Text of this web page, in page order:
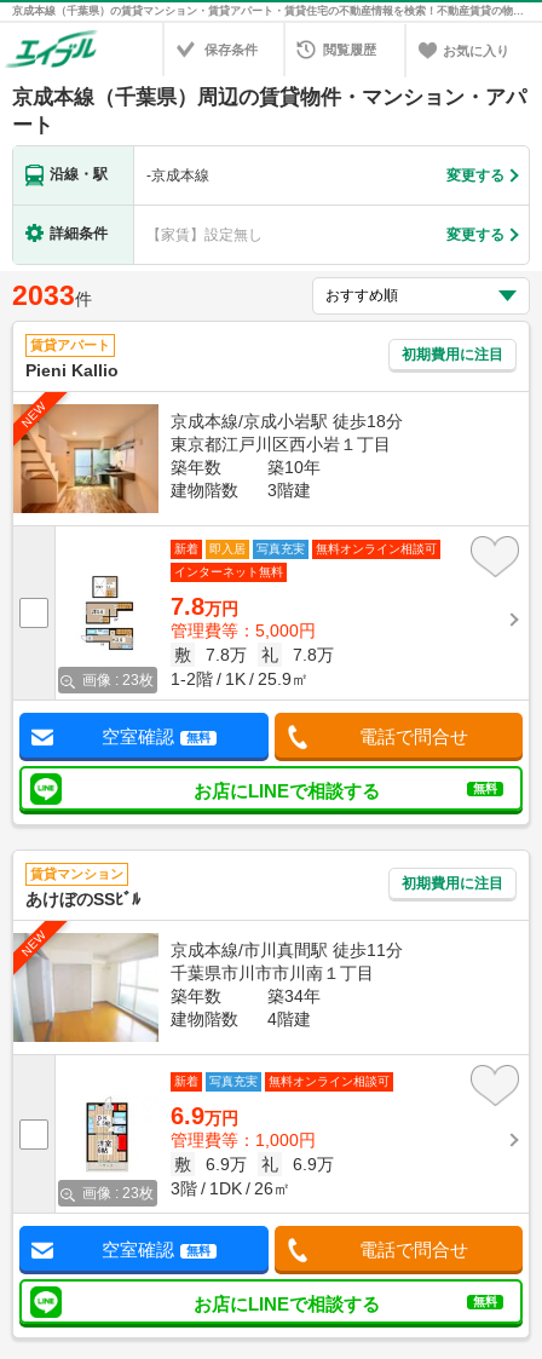
京成本線（千葉県）の賃貸マンション・賃貸アパート・賃貸住宅の不動産情報を検索！不動産賃貸の物件探しは、お部屋探しのエイブル
保存条件 閲覧履歴 お気に入り
京成本線（千葉県）周辺の賃貸物件・マンション・アパ
ート
沿線・駅 -京成本線 変更する
詳細条件 【家賃】設定無し 変更する
2033件
賃貸アパート
Pieni Kallio
初期費用に注目
NEW
京成本線/京成小岩駅 徒歩18分
東京都江戸川区西小岩１丁目
築年数
築10年
建物階数
3階建
画像 : 23枚
新着 即入居 写真充実
無料オンライン相談可
インターネット無料
7.8万円
管理費等：5,000円
敷
7.8万 礼
7.8万
1-2階
1K 25.9㎡
空室確認 無料 電話で問合せ
お店にLINEで相談する 無料
賃貸マンション
あけぼのSSﾋﾞﾙ
初期費用に注目
NEW
京成本線/市川真間駅 徒歩11分
千葉県市川市市川南１丁目
築年数
築34年
建物階数
4階建
画像 : 23枚
新着 写真充実 無料オンライン相談可
6.9万円
管理費等：1,000円
敷
6.9万 礼
6.9万
3階
1DK 26㎡
空室確認 無料 電話で問合せ
お店にLINEで相談する 無料